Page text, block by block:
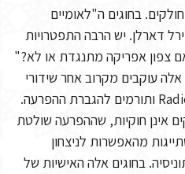
בחוגים ה"לאומיים
דארלן. יש הרבה התפטרויות
צפון אפריקה מתנגדת או לא?"
אלה עוקבים מקרוב אחר שידורי
שידורי Radio Diffusion Nationale ותורמים להגברת ההפרעה.
אינן חוקיות, שההפרעה שולטת
מהאפשרות לניצחון
בחוגים אלה האישיות של